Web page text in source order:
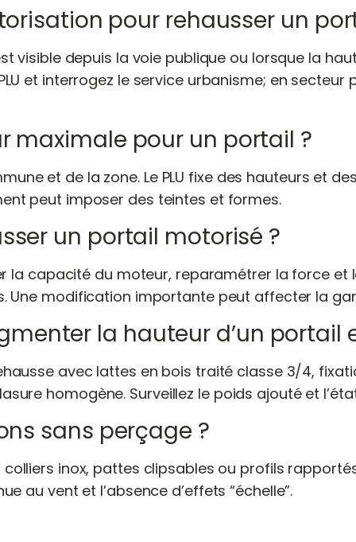
pour rehausser un
visible depuis la voie publique ou lorsque la
et interrogez le service urbanisme; en secteur
maximale pour un portail ?
et de la zone. Le PLU fixe des hauteurs et
peut imposer des teintes et formes.
un portail motorisé ?
la capacité du moteur, reparamétrer la force et
Une modification importante peut affecter la
la hauteur d’un portail
avec lattes en bois traité classe 3/4,
homogène. Surveillez le poids ajouté et
sans perçage ?
inox, pattes clipsables ou profils
au vent et l’absence d’effets “échelle”.